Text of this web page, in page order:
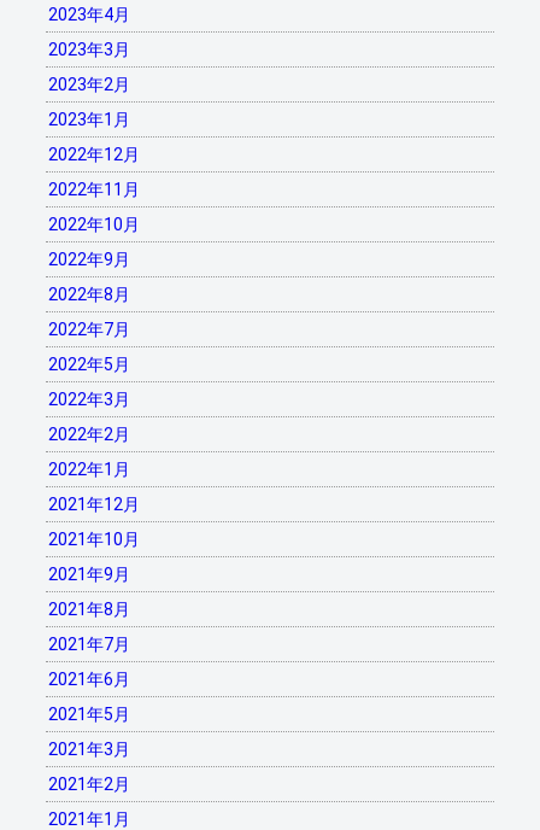
2023年4月
2023年3月
2023年2月
2023年1月
2022年12月
2022年11月
2022年10月
2022年9月
2022年8月
2022年7月
2022年5月
2022年3月
2022年2月
2022年1月
2021年12月
2021年10月
2021年9月
2021年8月
2021年7月
2021年6月
2021年5月
2021年3月
2021年2月
2021年1月